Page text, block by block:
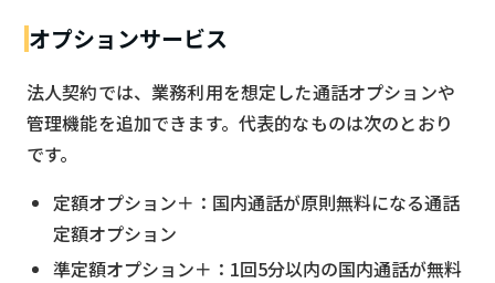
オプションサービス
法人契約では、業務利用を想定した通話オプションや
管理機能を追加できます。代表的なものは次のとおり
です。
定額オプション＋：国内通話が原則無料になる通話
定額オプション
準定額オプション＋：1回5分以内の国内通話が無料